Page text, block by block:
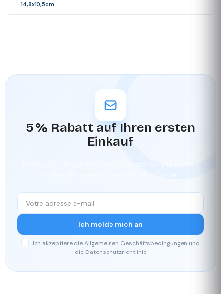
14,8x10,5cm
5 % Rabatt auf Ihren ersten
Einkauf
Ich melde mich an
Ich akzeptiere die Allgemeinen Geschäftsbedingungen und
die Datenschutzrichtlinie